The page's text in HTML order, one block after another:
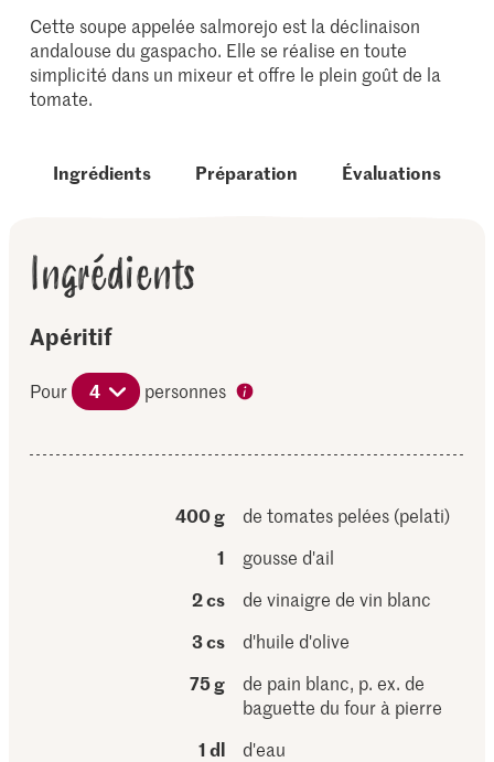
Cette soupe appelée salmorejo est la déclinaison
andalouse du gaspacho. Elle se réalise en toute
simplicité dans un mixeur et offre le plein goût de la
tomate.
Ingrédients Préparation Évaluations
Ingrédients
Apéritif
Pour 4 personnes
400 g
de tomates pelées (pelati)
1
gousse d'ail
2 cs
de vinaigre de vin blanc
3 cs
d'huile d'olive
75 g
de pain blanc, p. ex. de
baguette du four à pierre
1 dl
d'eau